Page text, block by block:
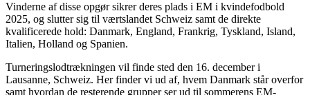
Vinderne af disse opgør sikrer deres plads i EM i kvindefodbold
2025, og slutter sig til værtslandet Schweiz samt de direkte
kvalificerede hold: Danmark, England, Frankrig, Tyskland, Island,
Italien, Holland og Spanien.
Turneringslodtrækningen vil finde sted den 16. december i
Lausanne, Schweiz. Her finder vi ud af, hvem Danmark står overfor
samt hvordan de resterende grupper ser ud til sommerens EM-